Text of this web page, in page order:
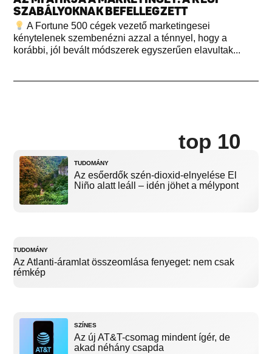
SZABÁLYOKNAK BEFELLEGZETT
A Fortune 500 cégek vezető marketingesei
kénytelenek szembenézni azzal a ténnyel, hogy a
korábbi, jól bevált módszerek egyszerűen elavultak...
top 10
TUDOMÁNY
Az esőerdők szén-dioxid-elnyelése El
Niño alatt leáll – idén jöhet a mélypont
TUDOMÁNY
Az Atlanti-áramlat összeomlása fenyeget: nem csak
rémkép
SZÍNES
Az új AT&T-csomag mindent ígér, de
akad néhány csapda